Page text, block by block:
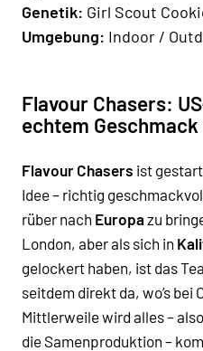
Genetik: Girl Scout
Umgebung: Indoor /
Flavour Chasers:
echtem
Flavour Chasers ist
Idee – richtig
rüber nach Europazu
London, aber als sich in
gelockert haben, ist das
seitdem direkt da, wo’s bei
Mittlerweile wird alles –
die Samenproduktion –